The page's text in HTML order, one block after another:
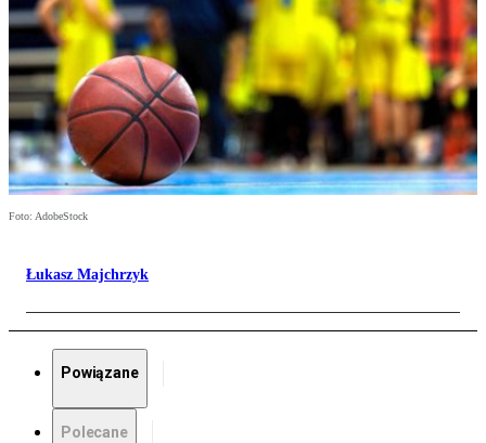
Foto: AdobeStock
Łukasz Majchrzyk
Powiązane
Polecane